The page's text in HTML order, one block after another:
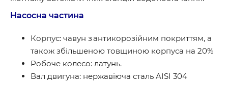
Насосна частина
Корпус: чавун з антикорозійним покриттям, а
також збільшеною товщиною корпуса на 20%
Робоче колесо: латунь.
Вал двигуна: нержавіюча сталь AISI 304